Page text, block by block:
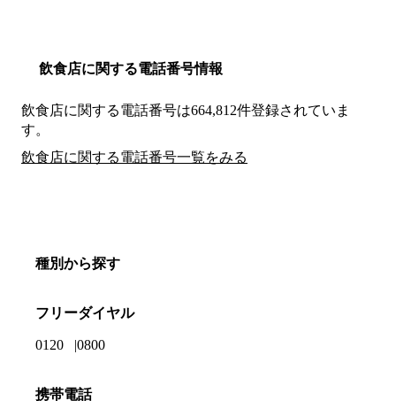
飲食店に関する電話番号情報
飲食店に関する電話番号は664,812件登録されていま
す。
飲食店に関する電話番号一覧をみる
種別から探す
フリーダイヤル
0120 0800
携帯電話